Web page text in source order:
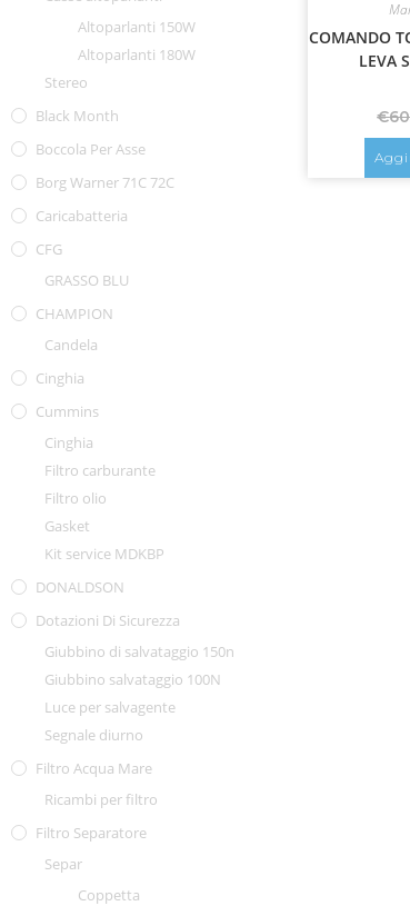
Altoparlanti 150W
Altoparlanti 180W
Stereo
Black Month
Boccola Per Asse
Borg Warner 71C 72C
Caricabatteria
CFG
GRASSO BLU
CHAMPION
Candela
Cinghia
Cummins
Cinghia
Filtro carburante
Filtro olio
Gasket
Kit service MDKBP
DONALDSON
Dotazioni Di Sicurezza
Giubbino di salvataggio 150n
Giubbino salvataggio 100N
Luce per salvagente
Segnale diurno
Filtro Acqua Mare
Ricambi per filtro
Filtro Separatore
Separ
Coppetta
COMANDO
LEVA
€